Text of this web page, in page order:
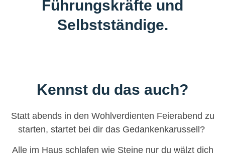
Führungskräfte und
Selbstständige.
Kennst du das auch?
Statt abends in den Wohlverdienten Feierabend zu
starten, startet bei dir das Gedankenkarussell?
Alle im Haus schlafen wie Steine nur du wälzt dich